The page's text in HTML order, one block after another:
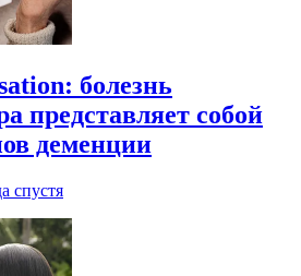
болезнь
представляет собой
деменции
спустя